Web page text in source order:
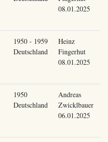
08.01.2025
1950 - 1959
Deutschland
Heinz
Fingerhut
08.01.2025
1950
Deutschland
Andreas
Zwicklbauer
06.01.2025